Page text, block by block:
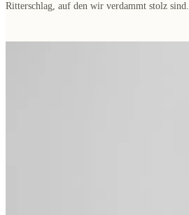
Ritterschlag, auf den wir verdammt stolz sind.